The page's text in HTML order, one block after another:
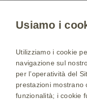
Usiamo i
Utilizziamo i cookie
navigazione sul
per l’operatività del
prestazioni mostrano
funzionalità; i cookie